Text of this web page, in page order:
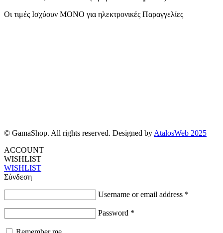
Οι τιμές Ισχύουν ΜΟΝΟ για ηλεκτρονικές Παραγγελίες
© GamaShop. All rights reserved. Designed by AtalosWeb 2025
ACCOUNT
WISHLIST
WISHLIST
Σύνδεση
Username or email address *
Password *